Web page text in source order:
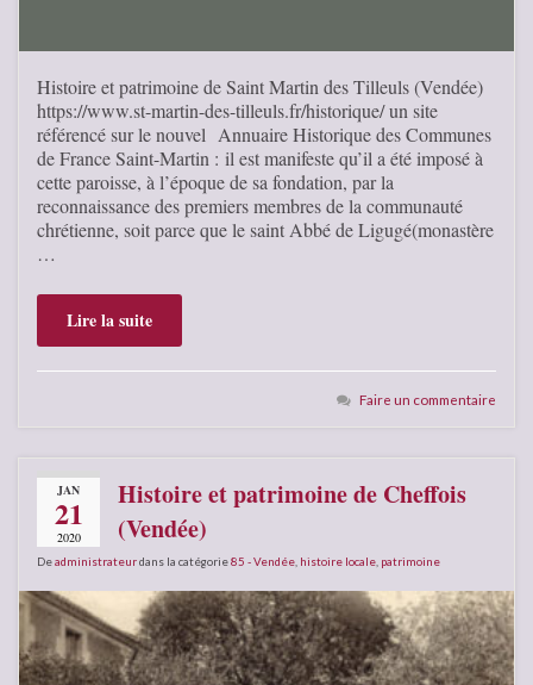
Histoire et patrimoine de Saint Martin des Tilleuls (Vendée)
https://www.st-martin-des-tilleuls.fr/historique/ un site
référencé sur le nouvel Annuaire Historique des Communes
de France Saint-Martin : il est manifeste qu’il a été imposé à
cette paroisse, à l’époque de sa fondation, par la
reconnaissance des premiers membres de la communauté
chrétienne, soit parce que le saint Abbé de Ligugé(monastère
…
Lire la suite
Faire un commentaire
JAN
21
2020
Histoire et patrimoine de Cheffois
(Vendée)
Deadministrateurdans la catégorie85 - Vendée histoire locale patrimoine